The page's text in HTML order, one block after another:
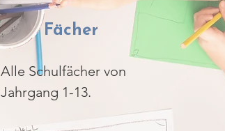
Fächer
Alle Schulfächer von
Jahrgang 1-13.